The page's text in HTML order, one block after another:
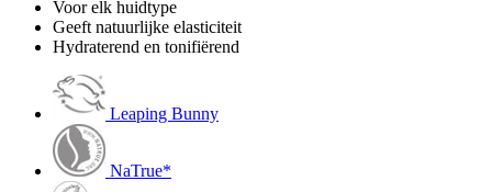
Voor elk huidtype
Geeft natuurlijke elasticiteit
Hydraterend en tonifiërend
Leaping Bunny
NaTrue*